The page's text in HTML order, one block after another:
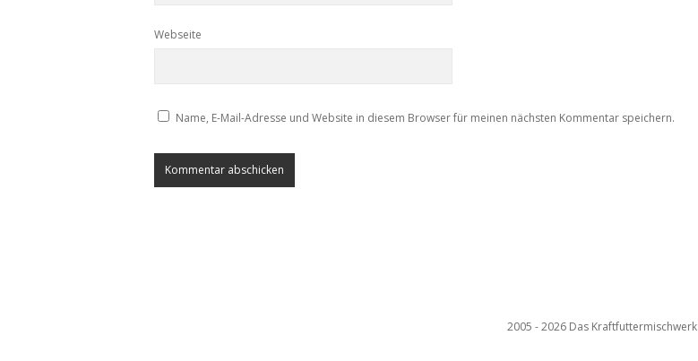
Webseite
Name, E-Mail-Adresse und Website in diesem Browser für meinen nächsten Kommentar speichern.
2005 - 2026 Das Kraftfuttermischwerk